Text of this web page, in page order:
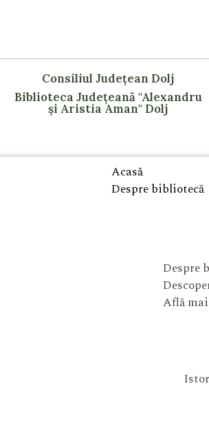
Consiliul Județean Dolj
Biblioteca Județeană "Alexandru
și Aristia Aman" Dolj
Acasă
Despre bibliotecă
Despre
Află